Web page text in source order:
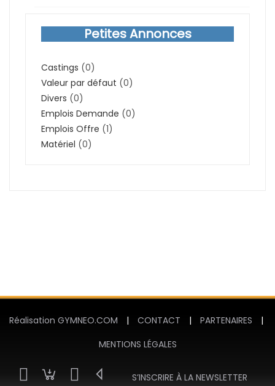
Petites Annonces
Castings (0)
Valeur par défaut (0)
Divers (0)
Emplois Demande (0)
Emplois Offre (1)
Matériel (0)
Réalisation GYMNEO.COM | CONTACT | PARTENAIRES
|
MENTIONS LÉGALES
S’INSCRIRE À LA NEWSLETTER